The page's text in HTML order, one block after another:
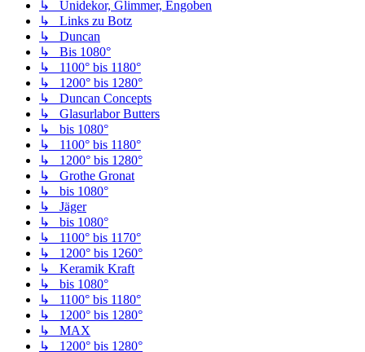
↳ Unidekor, Glimmer, Engoben
↳ Links zu Botz
↳ Duncan
↳ Bis 1080°
↳ 1100° bis 1180°
↳ 1200° bis 1280°
↳ Duncan Concepts
↳ Glasurlabor Butters
↳ bis 1080°
↳ 1100° bis 1180°
↳ 1200° bis 1280°
↳ Grothe Gronat
↳ bis 1080°
↳ Jäger
↳ bis 1080°
↳ 1100° bis 1170°
↳ 1200° bis 1260°
↳ Keramik Kraft
↳ bis 1080°
↳ 1100° bis 1180°
↳ 1200° bis 1280°
↳ MAX
↳ 1200° bis 1280°